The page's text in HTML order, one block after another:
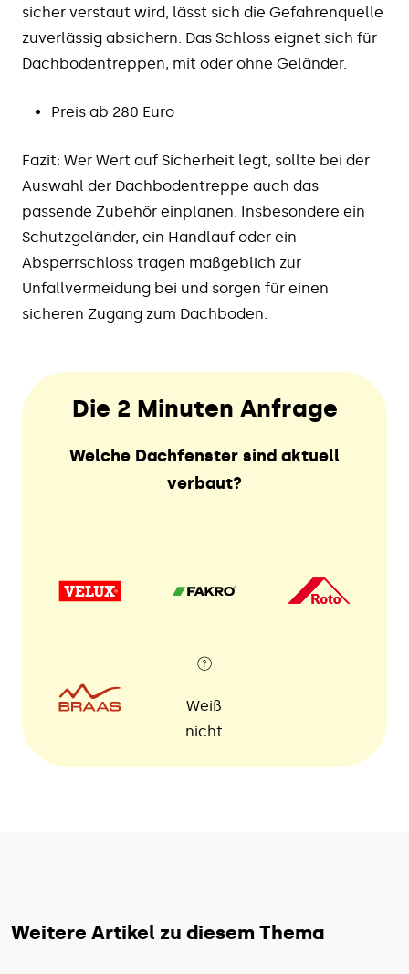
sicher verstaut wird, lässt sich die Gefahrenquelle
zuverlässig absichern. Das Schloss eignet sich für
Dachbodentreppen, mit oder ohne Geländer.
Preis ab 280 Euro
Fazit: Wer Wert auf Sicherheit legt, sollte bei der
Auswahl der Dachbodentreppe auch das
passende Zubehör einplanen. Insbesondere ein
Schutzgeländer, ein Handlauf oder ein
Absperrschloss tragen maßgeblich zur
Unfallvermeidung bei und sorgen für einen
sicheren Zugang zum Dachboden.
Die 2 Minuten Anfrage
Welche Dachfenster sind aktuell
verbaut?
Weiß
nicht
Weitere Artikel zu diesem Thema